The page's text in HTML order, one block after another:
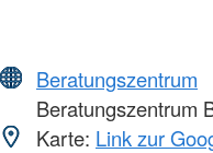
Beratungszentrum
Beratungszentrum
Karte: Link zur